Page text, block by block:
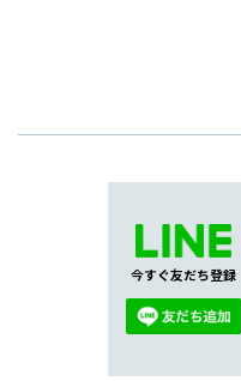
今すぐ友だち登録